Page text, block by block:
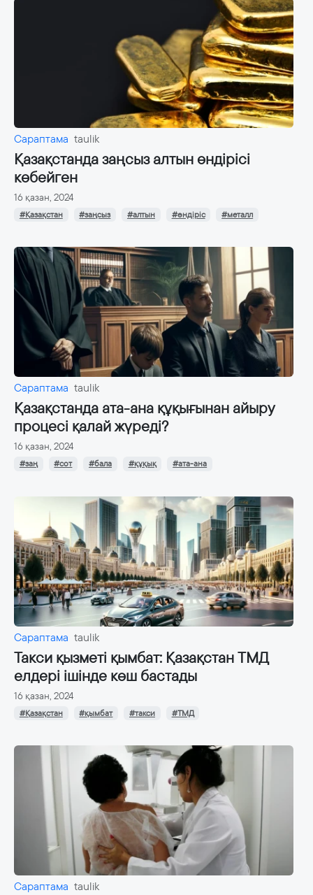
Сараптама taulik
Қазақстанда заңсыз алтын өндірісі
көбейген
16 қазан, 2024
#Қазақстан #заңсыз #алтын #өндіріс #металл
Сараптама taulik
Қазақстанда ата-ана құқығынан айыру
процесі қалай жүреді?
16 қазан, 2024
#заң #сот #бала #құқық #ата-ана
Сараптама taulik
Такси қызметі қымбат: Қазақстан ТМД
елдері ішінде көш бастады
16 қазан, 2024
#Қазақстан #қымбат #такси #ТМД
Сараптама taulik